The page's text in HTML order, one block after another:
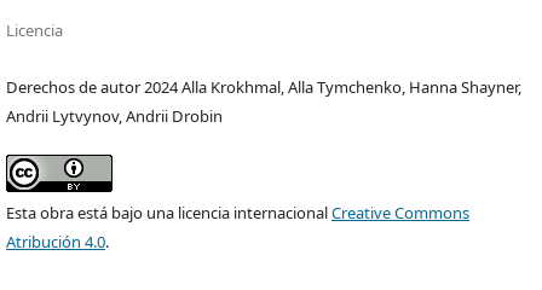
Licencia
Derechos de autor 2024 Alla Krokhmal, Alla Tymchenko, Hanna Shayner,
Andrii Lytvynov, Andrii Drobin
Esta obra está bajo una licencia internacionalCreative Commons
Atribución 4.0.